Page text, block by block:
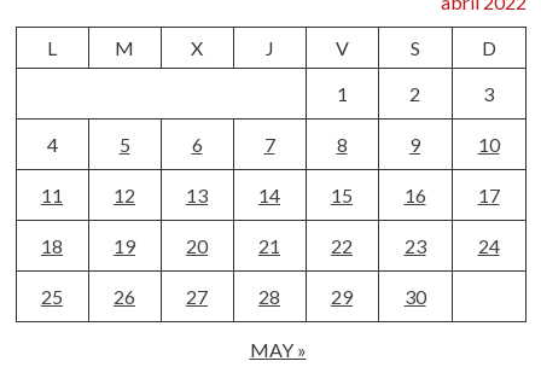
L
M X J V S
D
1
2 3
4 5 6 7 8 9 10
11 12 13 14 15 16 17
18 19 20 21 22 23 24
25 26 27 28 29 30
MAY »